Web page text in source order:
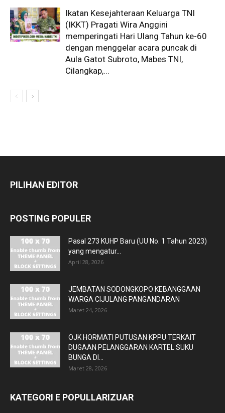
Ikatan Kesejahteraan Keluarga TNI
(IKKT) Pragati Wira Anggini
memperingati Hari Ulang Tahun ke-60
dengan menggelar acara puncak di
Aula Gatot Subroto, Mabes TNI,
Cilangkap,...
PILIHAN EDITOR
POSTING POPULER
Pasal 273 KUHP Baru (UU No. 1 Tahun 2023)
yang mengatur...
April 28, 2026
JEMBATAN SODONGKOPO KEBANGGAAN
WARGA CIJULANG PANGANDARAN
Maret 24, 2026
OJK HORMATI PUTUSAN KPPU TERKAIT
DUGAAN PELANGGARAN KARTEL SUKU
BUNGA DI...
Maret 28, 2026
KATEGORI E POPULLARIZUAR